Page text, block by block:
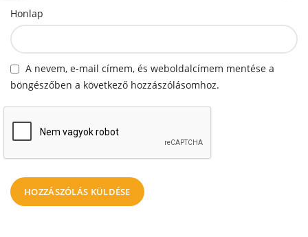
Honlap
A nevem, e-mail címem, és weboldalcímem mentése a
böngészőben a következő hozzászólásomhoz.